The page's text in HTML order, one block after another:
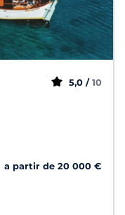
5,0 / 10
a partir de 20 000 €